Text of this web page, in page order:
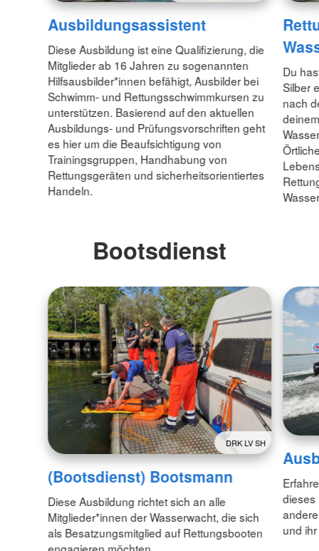
Ausbildungsassistent
Diese Ausbildung ist eine Qualifizierung, die
Mitglieder ab 16 Jahren zu sogenannten
Hilfsausbilder*innen befähigt, Ausbilder bei
Schwimm- und Rettungsschwimmkursen zu
unterstützen. Basierend auf den aktuellen
Ausbildungs- und Prüfungsvorschriften geht
es hier um die Beaufsichtigung von
Trainingsgruppen, Handhabung von
Rettungsgeräten und sicherheitsorientiertes
Handeln.
Du
Silber
nach
Bootsdienst
DRK LV SH
(Bootsdienst) Bootsmann
Diese Ausbildung richtet sich an alle
Mitglieder*innen der Wasserwacht, die sich
als Besatzungsmitglied auf Rettungsbooten
dieses
und